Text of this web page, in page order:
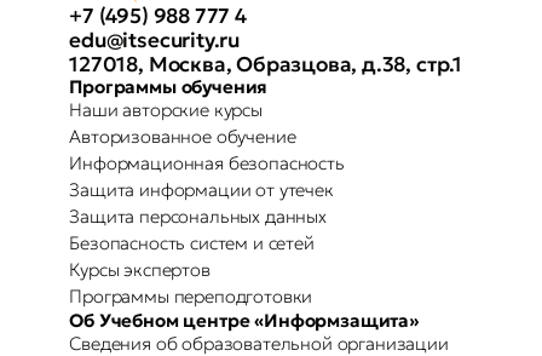
+7 (495) 988 777 4
edu@itsecurity.ru
127018, Москва, Образцова, д.38, стр.1
Программы обучения
Наши авторские курсы
Авторизованное обучение
Информационная безопасность
Защита информации от утечек
Защита персональных данных
Безопасность систем и сетей
Курсы экспертов
Программы переподготовки
Об Учебном центре «Информзащита»
Сведения об образовательной организации